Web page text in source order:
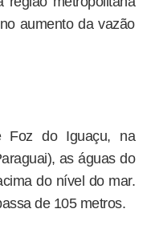
aumento da vazão
Foz do Iguaçu, na
as águas do
do nível do mar.
de 105 metros.